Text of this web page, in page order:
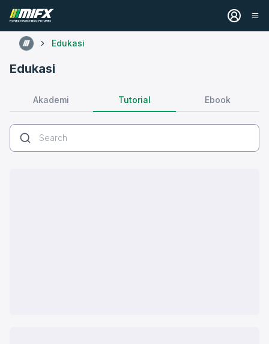
Edukasi
Edukasi
Akademi Tutorial Ebook